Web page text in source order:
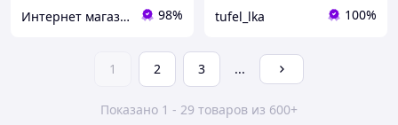
Интернет магазин "Ножки в одежке" 98% tufel_lka 100%
1 2 3 ...
Показано 1 - 29 товаров из 600+